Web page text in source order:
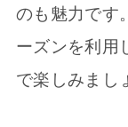
のも魅力です
ーズンを利用
で楽しみまし